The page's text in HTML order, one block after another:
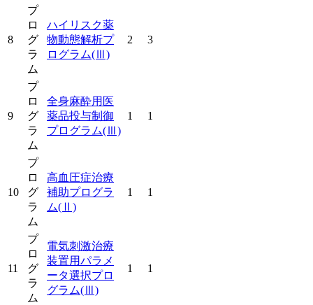
8
プ
ロ
グ
ラ
ム
ハイリスク薬
物動態解析プ
ログラム(Ⅲ)
2 3
9
プ
ロ
グ
ラ
ム
全身麻酔用医
薬品投与制御
プログラム(Ⅲ)
1 1
10
プ
ロ
グ
ラ
ム
高血圧症治療
補助プログラ
ム(Ⅱ)
1 1
11
プ
ロ
グ
ラ
ム
電気刺激治療
装置用パラメ
ータ選択プロ
グラム(Ⅲ)
1 1